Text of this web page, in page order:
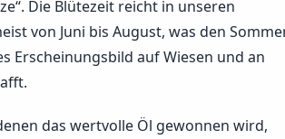
Die Blütezeit reicht in unseren
von Juni bis August, was den
Erscheinungsbild auf Wiesen und an
das wertvolle Öl gewonnen wird,